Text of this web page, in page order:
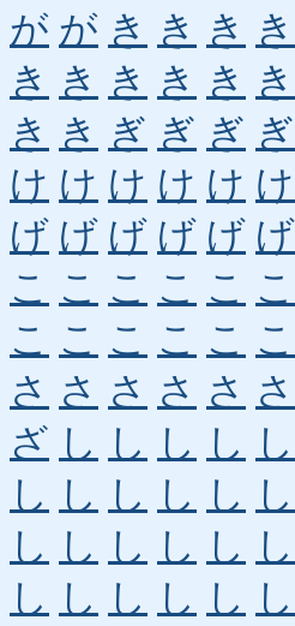
が が き き き き
き き き き き き
き き ぎ ぎ ぎ ぎ
け け け け け け
げ げ げ げ げ げ
こ こ こ こ こ こ
こ こ こ こ こ こ
さ さ さ さ さ さ
ざ し し し し し
し し し し し し
し し し し し し
し し し し し し